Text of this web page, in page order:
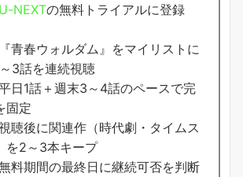
U-NEXTの無料トライアルに登録
『青春ウォルダム』をマイリストに
3話を連続視聴
日1話＋週末3～4話のペースで完
固定
聴後に関連作（時代劇・タイムス
を2～3本キープ
料期間の最終日に継続可否を判断